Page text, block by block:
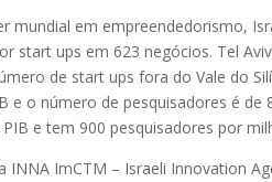
mundial em empreendedorismo,
start ups em 623 negócios. Tel
de start ups fora do Vale do
e o número de pesquisadores é
e tem 900 pesquisadores por
INNA ImCTM – Israeli Innovation